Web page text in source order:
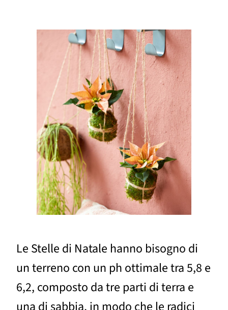
Le Stelle di Natale hanno bisogno di
un terreno con un ph ottimale tra 5,8 e
6,2, composto da tre parti di terra e